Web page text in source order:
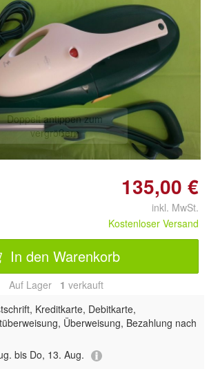
Doppelt antippen zum
vergrößern
135,00 €
inkl. MwSt.
Kostenloser Versand
In den Warenkorb
Auf Lager 1 verkauft
Kreditkarte, Debitkarte,
Überweisung, Bezahlung nach
bis Do, 13. Aug.